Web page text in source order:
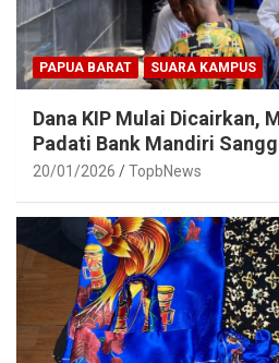
PAPUA BARAT SUARA KAMPUS
Dana KIP Mulai Dicairkan,
Padati Bank Mandiri
20/01/2026 TopbNews